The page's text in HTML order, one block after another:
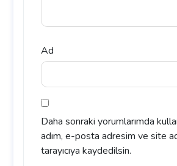
Ad
Daha sonraki yorumlarımda
adım, e-posta adresim ve site
tarayıcıya kaydedilsin.